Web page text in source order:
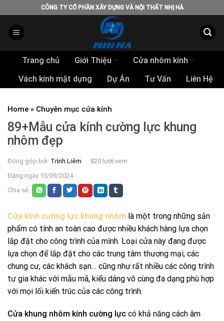
to
content
CÔNG TY CỔ PHẦN XÂY DỰNG VÀ NỘI THẤT NHỊ HÀ
Trang chủ Giới Thiệu
Cửa nhôm kính
Vách kính mặt dựng
Dự Án Tư Vấn Liên Hệ
Home » Chuyên mục cửa kính
89+Mẫu cửa kính cường lực khung
nhôm đẹp
Đóng góp bởi: Trịnh Liêm
820 lượt xem
Đăng ngày 15/09/2024
Chia sẻ:
Cửa kính cường lực khung nhôm là một trong những sản
phẩm có tính an toàn cao được nhiều khách hàng lựa chọn
lắp đặt cho công trình của mình. Loại cửa này đang được
lựa chọn để lắp đặt cho các trung tâm thương mại, các
chung cư, các khách sạn… cũng như rất nhiều các công trình
tư gia khác với mẫu mã, kiểu dáng vô cùng đa dạng phù hợp
với mọi lối kiến trúc của các công trình.
Cửa khung nhôm kính cường lực có khả năng cách âm